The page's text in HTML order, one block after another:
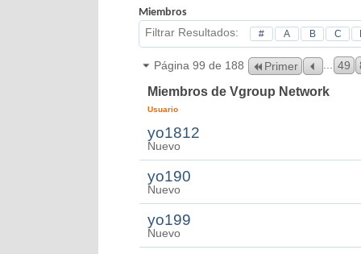
Miembros
Filtrar Resultados # A B C
Página 99 de 188 Primer 49
Miembros de Vgroup Network
Usuario
yo1812
Nuevo
yo190
Nuevo
yo199
Nuevo